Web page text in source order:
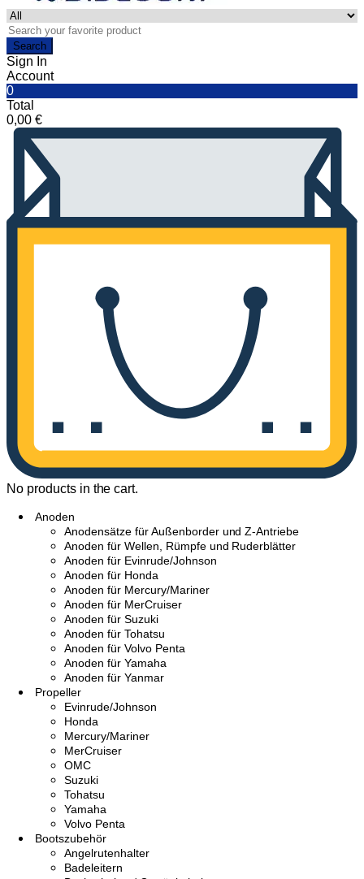
Search
Sign In
Account
0
Total
0,00 €
No products in the cart.
Anoden
Anodensätze für Außenborder und Z-Antriebe
Anoden für Wellen, Rümpfe und Ruderblätter
Anoden für Evinrude/Johnson
Anoden für Honda
Anoden für Mercury/Mariner
Anoden für MerCruiser
Anoden für Suzuki
Anoden für Tohatsu
Anoden für Volvo Penta
Anoden für Yamaha
Anoden für Yanmar
Propeller
Evinrude/Johnson
Honda
Mercury/Mariner
MerCruiser
OMC
Suzuki
Tohatsu
Yamaha
Volvo Penta
Bootszubehör
Angelrutenhalter
Badeleitern